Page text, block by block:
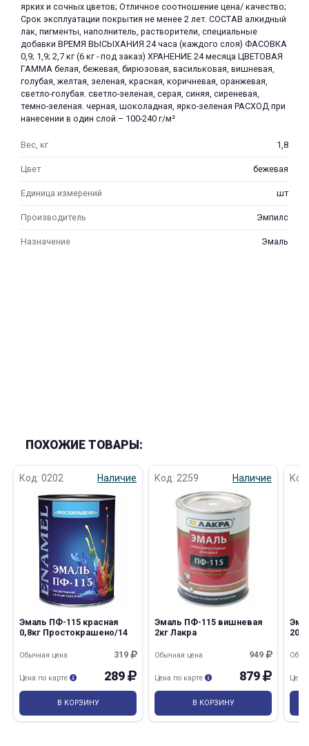
ярких и сочных цветов; Отличное соотношение цена/ качество;
Срок эксплуатации покрытия не менее 2 лет. СОСТАВ алкидный
лак, пигменты, наполнитель, растворители, специальные
добавки ВРЕМЯ ВЫСЫХАНИЯ 24 часа (каждого слоя) ФАСОВКА
0,9; 1,9; 2,7 кг (6 кг - под заказ) ХРАНЕНИЕ 24 месяца ЦВЕТОВАЯ
ГАММА белая, бежевая, бирюзовая, васильковая, вишневая,
голубая, желтая, зеленая, красная, коричневая, оранжевая,
светло-голубая. светло-зеленая, серая, синяя, сиреневая,
темно-зеленая. черная, шоколадная, ярко-зеленая РАСХОД при
нанесении в один слой – 100-240 г/м²
Вес, кг 1,8
Цвет бежевая
Единица измерений шт
Производитель Эмпилс
Назначение Эмаль
ПОХОЖИЕ ТОВАРЫ:
Код: 0202 Наличие
Эмаль ПФ-115 красная
0,8кг Простокрашено/14
319
Обычная цена
289
Цена по карте
В КОРЗИНУ
Код: 2259 Наличие
Эмаль ПФ-115 вишневая
2кг Лакра
949
Обычная цена
879
Цена по карте
В КОРЗИНУ
Цена
раз в 2 недели